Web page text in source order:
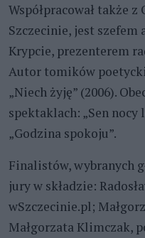
Współpracował także
Szczecinie, jest
Krypcie, prezenterem
Autor tomików
„Niech żyję” (2006).
spektaklach: „Sen nocy
„Godzina spokoju”.
Finalistów, wybranych
jury w składzie:
wSzczecinie.pl;
Małgorzata Klimczak,